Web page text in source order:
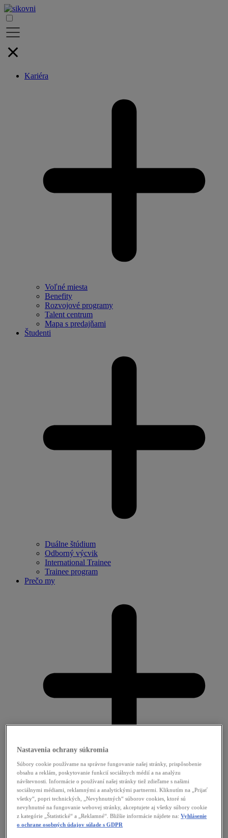
Kariéra
Voľné miesta
Benefity
Rozvojové programy
Talent centrum
Mapa s predajňami
Študenti
Duálne štúdium
Odborný výcvik
International Trainee
Trainee program
Prečo my
Naša kultúra
Diverzita a inklúzia
Miesto pre každú generáciu
Ocenenia
Spoločenská zodpovednosť
Nastavenia ochrany súkromia
Súbory cookie používame na správne fungovanie našej stránky, prispôsobenie
obsahu a reklám, poskytovanie funkcií sociálnych médií a na analýzu
návštevnosti. Informácie o používaní našej stránky tiež zdieľame s našimi
sociálnymi médiami, reklamnými a analytickými partnermi. Kliknutím na „Prijať
všetky“, popri technických, „Nevyhnutných“ súborov cookies, ktoré sú
nevyhnutné na fungovanie webovej stránky, akceptujete aj všetky súbory cookie
z kategórie „Štatistické“ a „Reklamné“. Bližšie informácie nájdete na:Vyhlásenie
o ochrane osobných údajov súlade s GDPR